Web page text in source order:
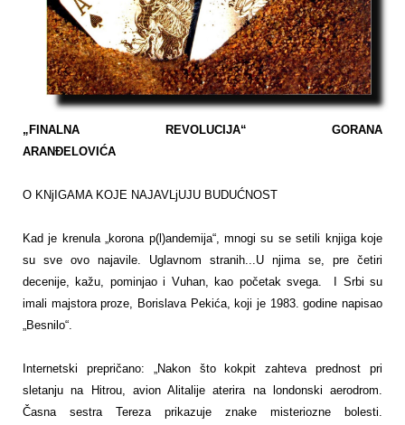
„FINALNA REVOLUCIJA“ GORANA
ARANĐELOVIĆA
O KNjIGAMA KOJE NAJAVLjUJU BUDUĆNOST
Kad je krenula „korona p(l)andemija“, mnogi su se setili knjiga koje
su sve ovo najavile. Uglavnom stranih...U njima se, pre četiri
decenije, kažu, pominjao i Vuhan, kao početak svega. I Srbi su
imali majstora proze, Borislava Pekića, koji je 1983. godine napisao
„Besnilo“.
Internetski prepričano: „Nakon što kokpit zahteva prednost pri
sletanju na Hitrou, avion Alitalije aterira na londonski aerodrom.
Časna sestra Tereza prikazuje znake misteriozne bolesti.